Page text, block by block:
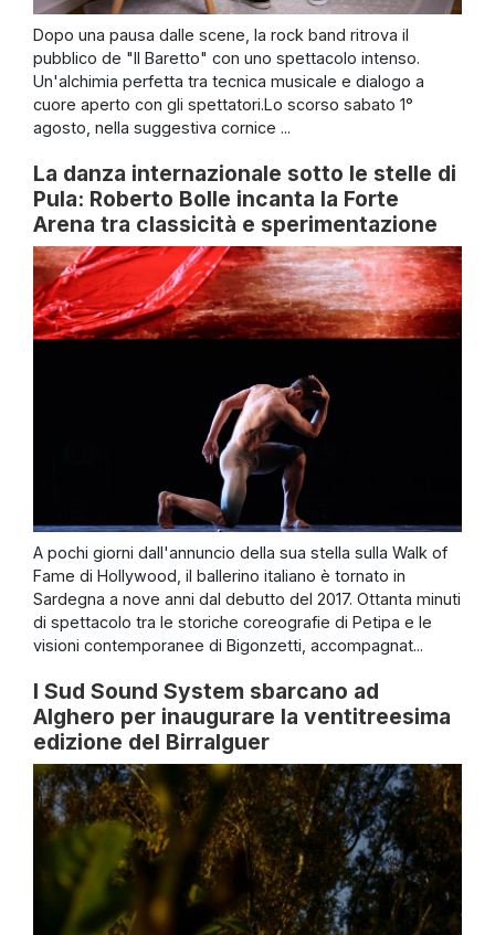
Dopo una pausa dalle scene, la rock band ritrova il
pubblico de "Il Baretto" con uno spettacolo intenso.
Un'alchimia perfetta tra tecnica musicale e dialogo a
cuore aperto con gli spettatori.Lo scorso sabato 1°
agosto, nella suggestiva cornice ...
La danza internazionale sotto le stelle di
Pula: Roberto Bolle incanta la Forte
Arena tra classicità e sperimentazione
A pochi giorni dall'annuncio della sua stella sulla Walk of
Fame di Hollywood, il ballerino italiano è tornato in
Sardegna a nove anni dal debutto del 2017. Ottanta minuti
di spettacolo tra le storiche coreografie di Petipa e le
visioni contemporanee di Bigonzetti, accompagnat...
I Sud Sound System sbarcano ad
Alghero per inaugurare la ventitreesima
edizione del Birralguer